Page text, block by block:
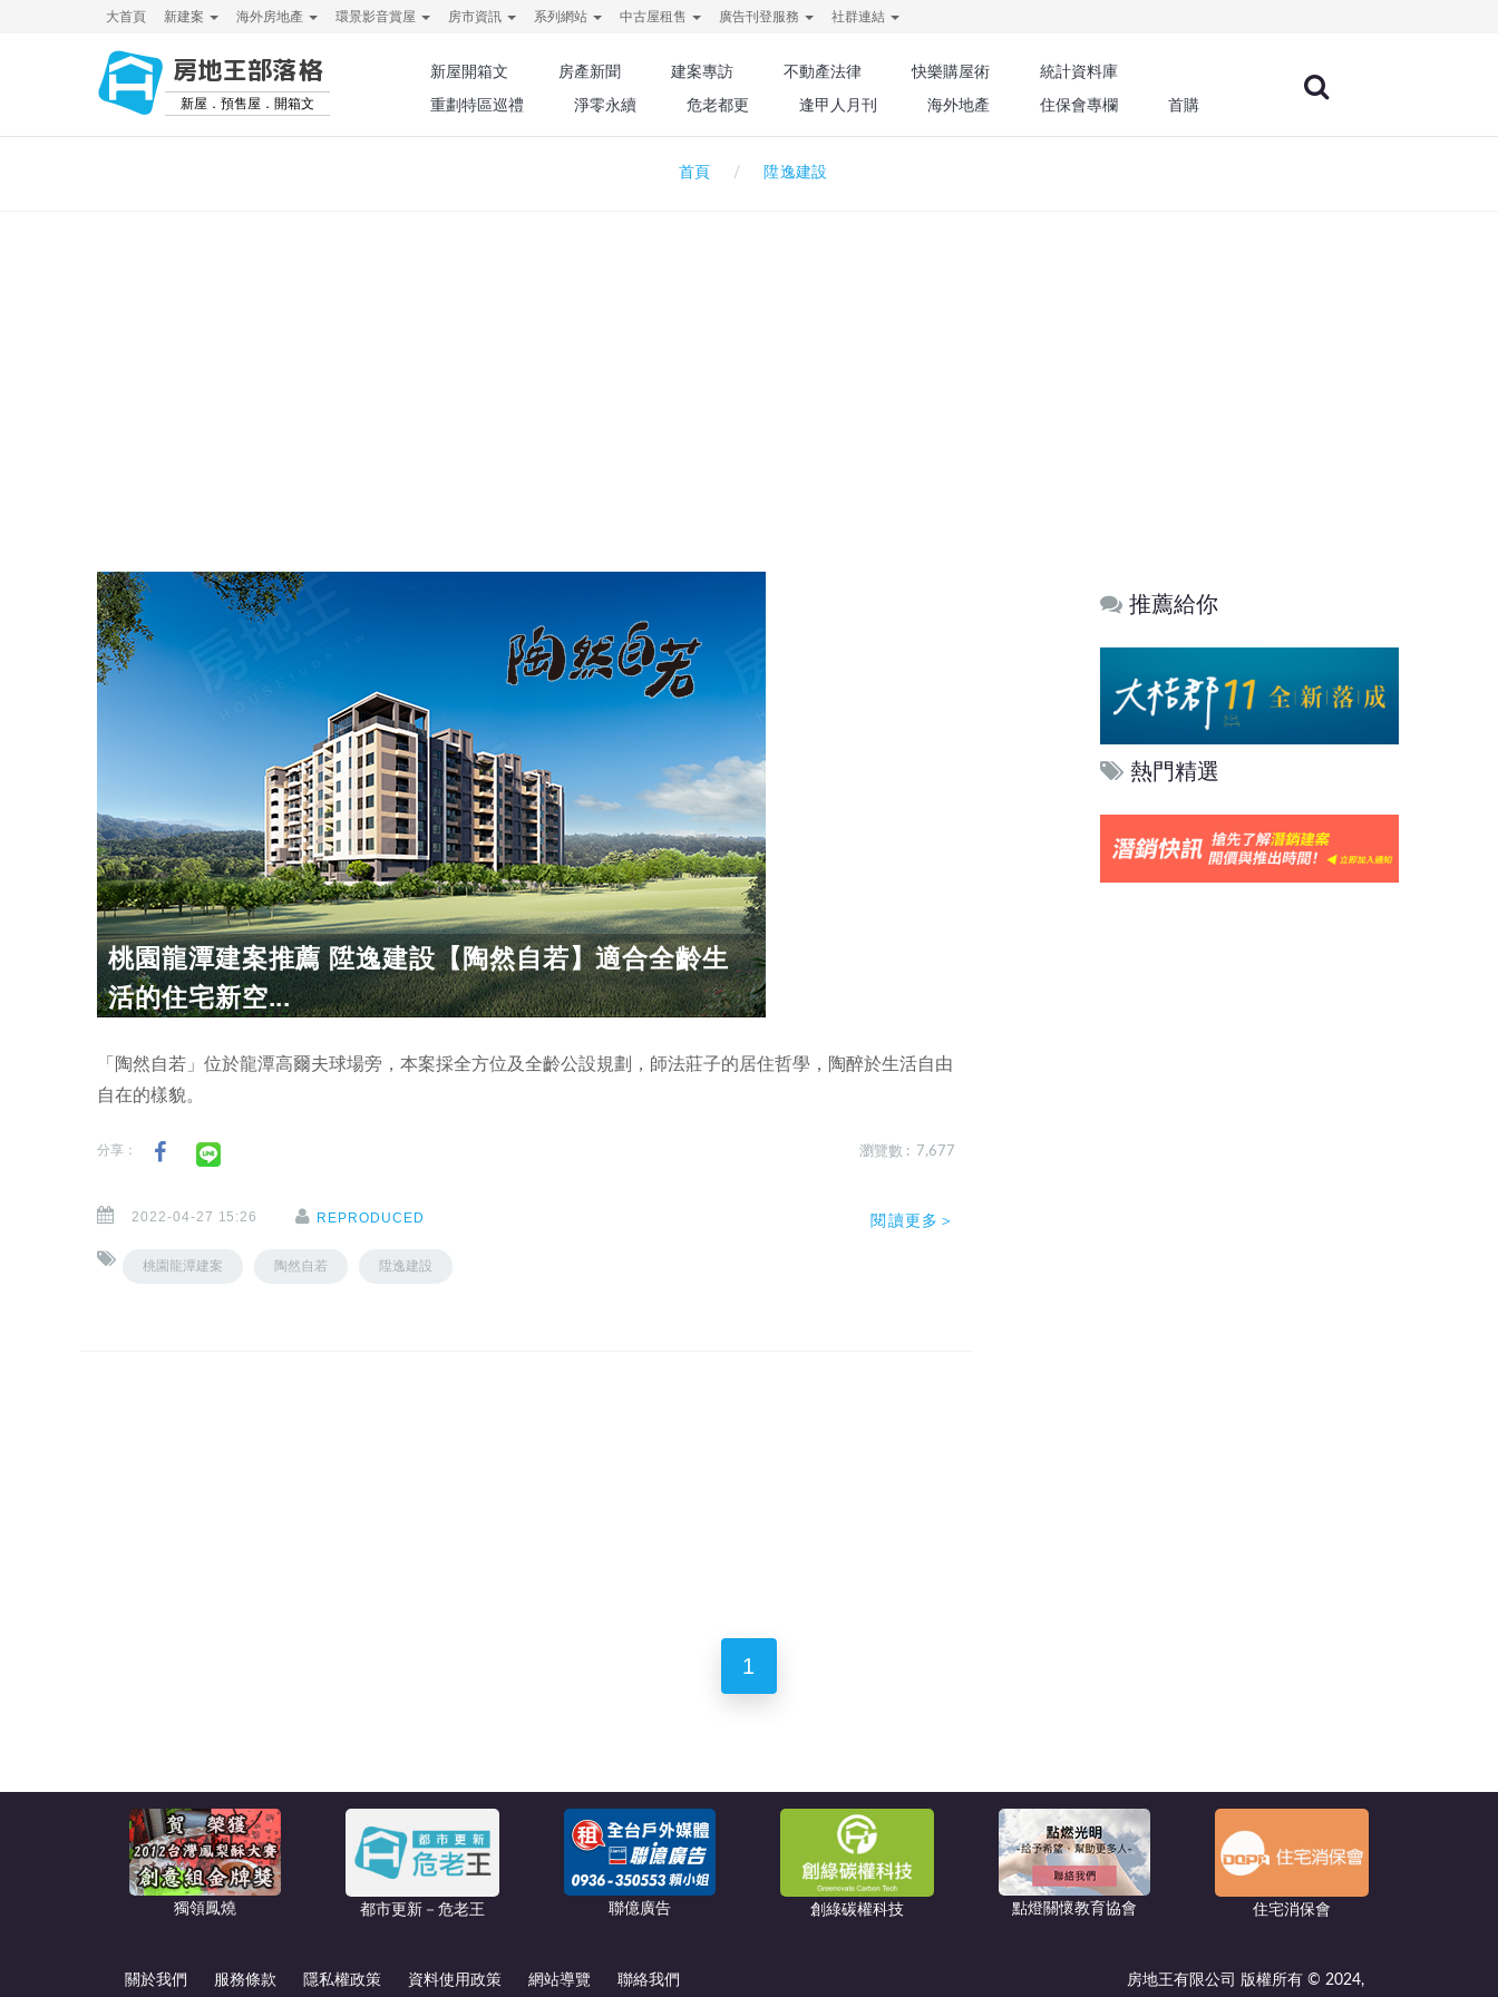
大首頁 新建案 海外房地產 環景影音賞屋 房市資訊 系列網站 中古屋租售 廣告刊登服務 社群連結
房地王部落格
新屋．預售屋．開箱文
新屋開箱文 房產新聞 建案專訪 不動產法律 快樂購屋術
統計資料庫
重劃特區巡禮
淨零永續 危老都更 逢甲人月刊 海外地產 住保會專欄 首購
首頁 陞逸建設
桃園龍潭建案推薦 陞逸建設【陶然自若】適合全齡生
活的住宅新空...
「陶然自若」位於龍潭高爾夫球場旁，本案採全方位及全齡公設規劃，師法莊子的居住哲學，陶醉於生活自由
自在的樣貌。
分享： 瀏覽數 : 7,677
2022-04-27 15:26 REPRODUCED
桃園龍潭建案 陶然自若 陞逸建設
閱讀更多＞
推薦給你
熱門精選
1
獨領鳳燒 都市更新－危老王 聯億廣告 創綠碳權科技 點燈關懷教育協會 住宅消保會
關於我們 服務條款 隱私權政策 資料使用政策 網站導覽 聯絡我們 房地王有限公司 版權所有 © 2024,